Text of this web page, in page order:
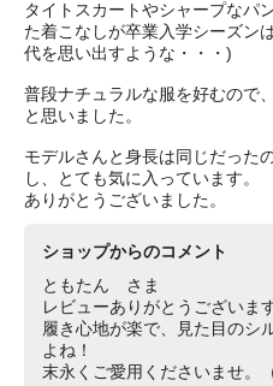
タイトスカートやシャープなパ
た着こなしが卒業入学シーズン
代を思い出すような・・・)
普段ナチュラルな服を好むので
と思いました。
モデルさんと身長は同じだった
し、とても気に入っています。
ありがとうございました。
ショップからのコメント
ともたん さま
レビューありがとうございます
履き心地が楽で、見た目のシ
よね！
末永くご愛用くださいませ。